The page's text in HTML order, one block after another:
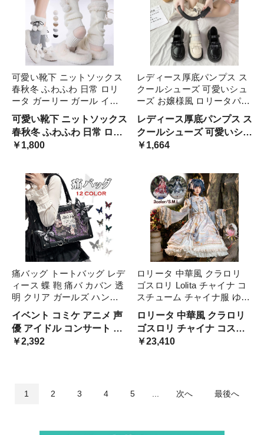
可愛い靴下 ニットソックス
春秋冬 ふわふわ 日常 ロリ
ータ ガーリー ガール イベ
ント コスプレ 原宿系 ブラ
ック グレー ベージュ
cm067t2t2x1 ホワイト
可愛い靴下 ニットソックス
春秋冬 ふわふわ 日常 ロリ
ータ ガーリー ガール イベ
￥1,800
レディース厚底パンプス ス
クールシューズ 可愛いシュ
ーズ お嬢様風 ロリータパン
プス 萌え系 靴 ゴスロリ ロ
ーヒール ロリータ靴 森系
森ガール メイド靴 文化祭
ハロウィン クリスマス パ
レディース厚底パンプス ス
クールシューズ 可愛いシュ
ーズ お嬢様風 ロリータパ
ローヒール ロリータ靴 森
系 森ガール
￥1,664
痛バッグ トートバッグ レデ
ィース 蝶 鞄 痛バ カバン 透
明 クリア ガールズ ハンド
バッグ ビニールバッグ ヲタ
バ トート バッグ 缶バッチ
推し オタク活 かわい クリ
アバッグ
イベント コミケ アニメ 声
優 アイドル コンサート 推
し活 ぬいぐるみ 透明 バッ
ッジ 缶バッチ
￥2,392
ロリータ 中華風 クラロリ
ゴスロリ Lolita チャイナ コ
スチューム チャイナ服 ゆめ
かわ ワンピース ジャンパー
スカート 中華ロリータ 可愛
い 仮装 コスプレ 学園祭 文
化祭 ブラ ハロウィン
ロリータ 中華風 クラロリ
ゴスロリ チャイナ コスチ
ューム チャイナ服 ワンピ
￥23,410
1 2 3 4 5 次へ 最後へ